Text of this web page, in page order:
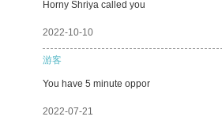
Horny Shriya called you
2022-10-10
游客
You have 5 minute oppor
2022-07-21